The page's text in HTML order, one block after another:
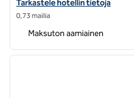
Näytä Home2 Suites by Hilton
Tarkastele hotellin tietoja
0,73 mailia
Maksuton aamiainen
1/12